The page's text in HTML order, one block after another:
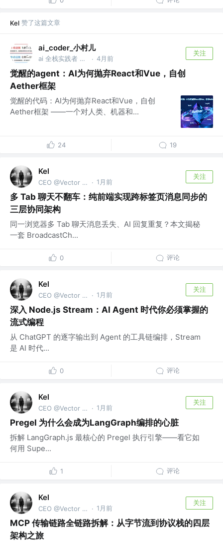
Kel 赞了这篇文章
ai_coder_小村儿
ai 全栈实践者 @XXXXX · 4月前
关注
觉醒的agent：AI为何抛弃React和Vue，自创
Aether框架
觉醒的代码：AI为何抛弃React和Vue，自创
Aether框架 ——一个对人类、机器和...
24 19
Kel
CEO @Vector Trek · 1月前
关注
多 Tab 聊天不翻车：纯前端实现跨标签页消息同步的
三层协同架构
同一浏览器多 Tab 聊天消息丢失、AI 回复重复？本文揭秘
一套 BroadcastCh...
0 评论
Kel
CEO @Vector Trek · 1月前
关注
深入 Node.js Stream：AI Agent 时代你必须掌握的
流式编程
从 ChatGPT 的逐字输出到 Agent 的工具链编排，Stream
是 AI 时代...
0 评论
Kel
CEO @Vector Trek · 1月前
关注
Pregel 为什么会成为LangGraph编排的心脏
拆解 LangGraph.js 最核心的 Pregel 执行引擎——看它如
何用 Supe...
1 评论
Kel
CEO @Vector Trek · 1月前
关注
MCP 传输链路全链路拆解：从字节流到协议栈的四层
架构之旅